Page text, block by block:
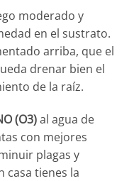
moderado y
en el sustrato.
arriba, que el
drenar bien el
de la raíz.
(O3)al agua de
con mejores
plagas y
casa tienes la